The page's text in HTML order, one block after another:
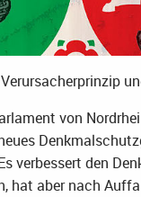
von
verbessert den
hat aber nach